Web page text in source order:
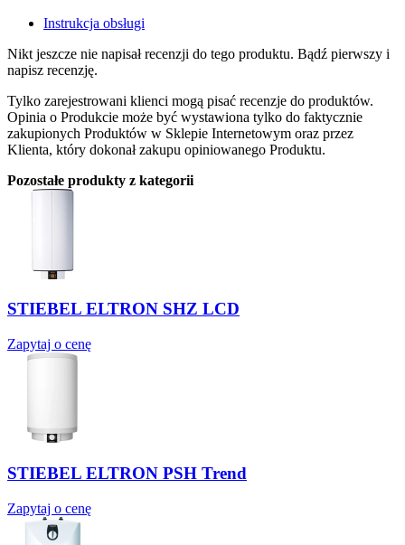
Instrukcja obsługi
Nikt jeszcze nie napisał recenzji do tego produktu. Bądź pierwszy i
napisz recenzję.
Tylko zarejestrowani klienci mogą pisać recenzje do produktów.
Opinia o Produkcie może być wystawiona tylko do faktycznie
zakupionych Produktów w Sklepie Internetowym oraz przez
Klienta, który dokonał zakupu opiniowanego Produktu.
Pozostałe produkty z kategorii
STIEBEL ELTRON SHZ LCD
Zapytaj o cenę
STIEBEL ELTRON PSH Trend
Zapytaj o cenę